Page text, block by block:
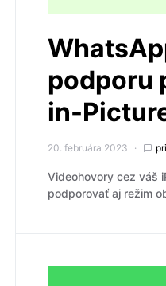
podporu
in-
20. februára 2023
Videohovory cez váš
podporovať aj režim